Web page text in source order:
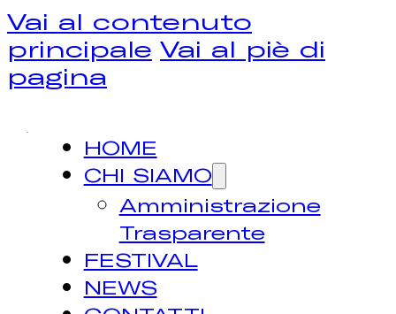
Vai al contenuto
principale Vai al piè di
pagina
HOME
CHI SIAMO
Amministrazione
Trasparente
FESTIVAL
NEWS